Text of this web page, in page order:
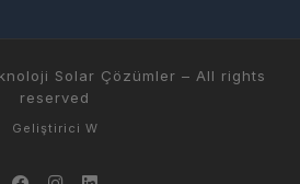
Solar Çözümler – All rights
reserved
Geliştirici W